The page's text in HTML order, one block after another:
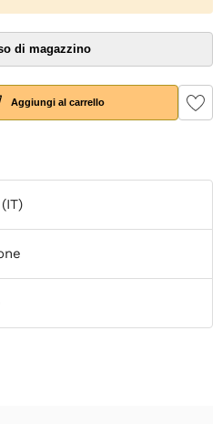
di magazzino
Aggiungi al carrello
(IT)